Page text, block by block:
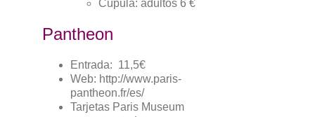
Cúpula: adultos 6 €
Pantheon
Entrada: 11,5€
Web: http://www.paris-
pantheon.fr/es/
Tarjetas Paris Museum